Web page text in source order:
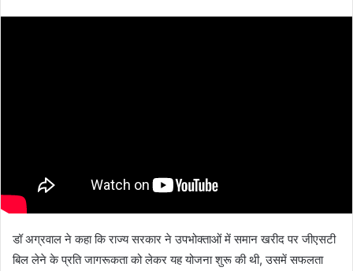
डॉ अग्रवाल ने कहा कि राज्य सरकार ने उपभोक्ताओं में समान खरीद पर जीएसटी
बिल लेने के प्रति जागरूकता को लेकर यह योजना शुरू की थी, उसमें सफलता